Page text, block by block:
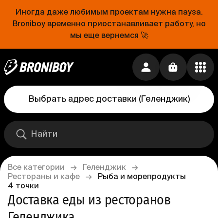
Иногда даже любимым проектам нужна пауза.
Broniboy временно приостанавливает работу, но
мы еще вернемся 🚀
Выбрать адрес доставки (Геленджик)
Все категории → Геленджик
→
Рестораны и кафе
→
Рыба и морепродукты
4 точки
Доставка еды из ресторанов